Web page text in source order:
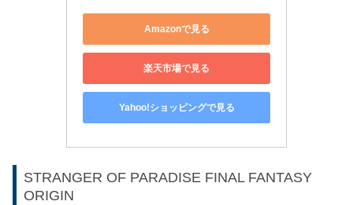
Amazonで見る
楽天市場で見る
Yahoo!ショッピングで見る
STRANGER OF PARADISE FINAL FANTASY
ORIGIN